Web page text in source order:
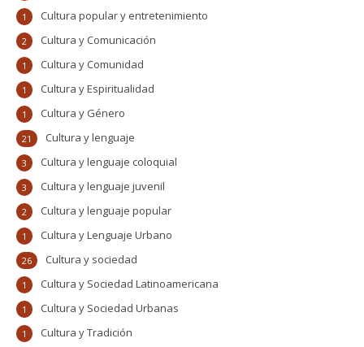
Cultura popular y entretenimiento
1
Cultura y Comunicación
2
Cultura y Comunidad
1
Cultura y Espiritualidad
1
Cultura y Género
1
Cultura y lenguaje
21
Cultura y lenguaje coloquial
3
Cultura y lenguaje juvenil
3
Cultura y lenguaje popular
2
Cultura y Lenguaje Urbano
1
Cultura y sociedad
26
Cultura y Sociedad Latinoamericana
1
Cultura y Sociedad Urbanas
1
Cultura y Tradición
1